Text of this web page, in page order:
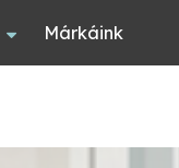
Márkáink